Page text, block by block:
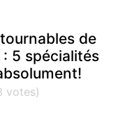
de
: 5 spécialités